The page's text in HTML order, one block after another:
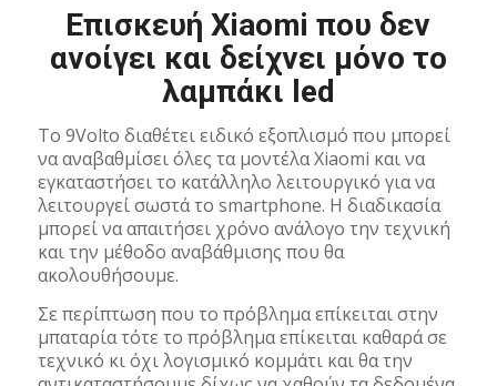
Επισκευή Xiaomi που δεν
ανοίγει και δείχνει μόνο το
λαμπάκι led
Το 9Volto διαθέτει ειδικό εξοπλισμό που μπορεί
να αναβαθμίσει όλες τα μοντέλα Xiaomi και να
εγκαταστήσει το κατάλληλο λειτουργικό για να
λειτουργεί σωστά το smartphone. Η διαδικασία
μπορεί να απαιτήσει χρόνο ανάλογο την τεχνική
και την μέθοδο αναβάθμισης που θα
ακολουθήσουμε.
Σε περίπτωση που το πρόβλημα επίκειται στην
μπαταρία τότε το πρόβλημα επίκειται καθαρά σε
τεχνικό κι όχι λογισμικό κομμάτι και θα την